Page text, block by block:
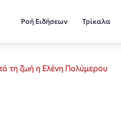
Ροή Ειδήσεων Τρίκαλα
τη ζωή η Ελένη Πολύμερου